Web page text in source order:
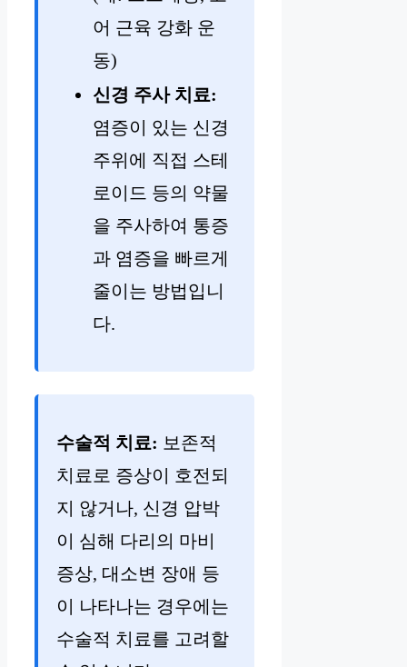
어 근육 강화 운
동)
신경 주사 치료:
염증이 있는 신경
주위에 직접 스테
로이드 등의 약물
을 주사하여 통증
과 염증을 빠르게
줄이는 방법입니
다.
수술적 치료: 보존적
치료로 증상이 호전되
지 않거나, 신경 압박
이 심해 다리의 마비
증상, 대소변 장애 등
이 나타나는 경우에는
수술적 치료를 고려할